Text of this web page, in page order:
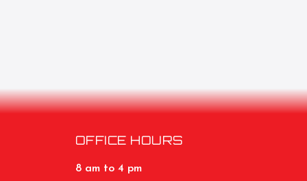
OFFICE HOURS
8 am to 4 pm